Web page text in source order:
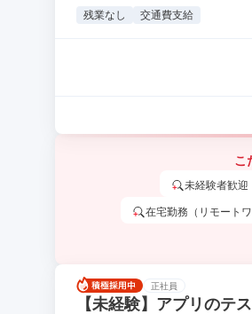
残業なし 交通費支給
こ
未経験者歓迎
在宅勤務（リモート
正社員
【未経験】アプリのテ